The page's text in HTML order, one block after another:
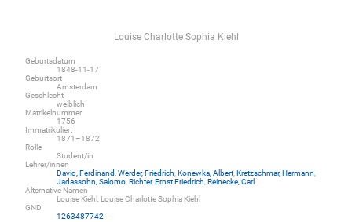
Louise Charlotte Sophia Kiehl
Geburtsdatum
1848-11-17
Geburtsort
Amsterdam
Geschlecht
weiblich
Matrikelnummer
1756
Immatrikuliert
1871–1872
Rolle
Student/in
Lehrer/innen
David, Ferdinand Werder, Friedrich Konewka, Albert Kretzschmar, Hermann
Jadassohn, Salomo Richter, Ernst Friedrich Reinecke, Carl
Alternative Namen
Louise Kiehl, Louise Charlotte Sophia Kiehl
GND
1263487742